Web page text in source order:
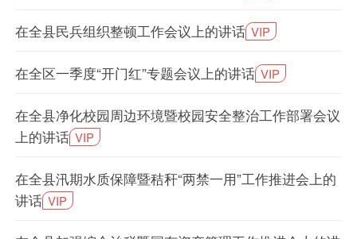
在全县民兵组织整顿工作会议上的讲话 VIP
在全区一季度“开门红”专题会议上的讲话 VIP
在全县净化校园周边环境暨校园安全整治工作部署会议
上的讲话 VIP
在全县汛期水质保障暨秸秆“两禁一用”工作推进会上的
讲话 VIP